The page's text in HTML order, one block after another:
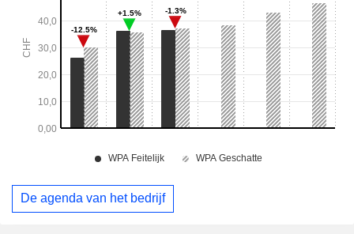
De agenda van het bedrijf